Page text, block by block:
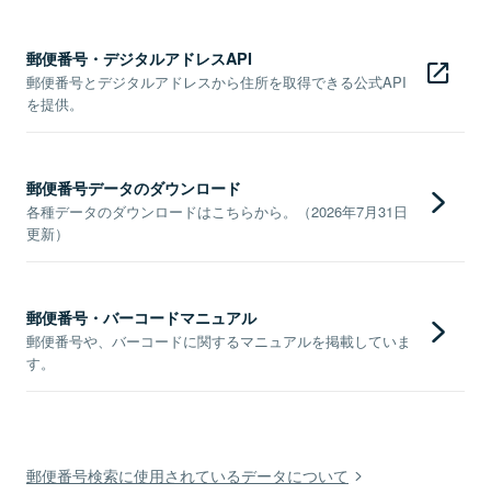
郵便番号・デジタルアドレスAPI
郵便番号とデジタルアドレスから住所を取得できる公式API
を提供。
郵便番号データのダウンロード
各種データのダウンロードはこちらから。（2026年7月31日
更新）
郵便番号・バーコードマニュアル
郵便番号や、バーコードに関するマニュアルを掲載していま
す。
郵便番号検索に使用されているデータについて